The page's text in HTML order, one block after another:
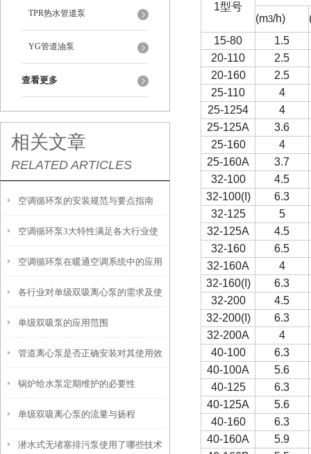
TPR热水管道泵
YG管道油泵
查看更多
相关文章
RELATED ARTICLES
空调循环泵的安装规范与要点指南
空调循环泵3大特性满足各大行业使
用要求
空调循环泵在暖通空调系统中的应用
与挑战
各行业对单级双吸离心泵的需求及使
用情况了解
单级双吸泵的应用范围
管道离心泵是否正确安装对其使用效
果也有很大影响
锅炉给水泵定期维护的必要性
单级双吸离心泵的流量与扬程
潜水式无堵塞排污泵使用了哪些技术
1型号
(m3/h)
15-80
1.5
20-110
2.5
20-160
2.5
25-110
4
25-1254
4
25-125A
3.6
25-160
4
25-160A
3.7
32-100
4.5
32-100(I)
6.3
32-125
5
32-125A
4.5
32-160
6.5
32-160A
4
32-160(I)
6.3
32-200
4.5
32-200(I)
6.3
32-200A
4
40-100
6.3
40-100A
5.6
40-125
6.3
40-125A
5.6
40-160
6.3
40-160A
5.9